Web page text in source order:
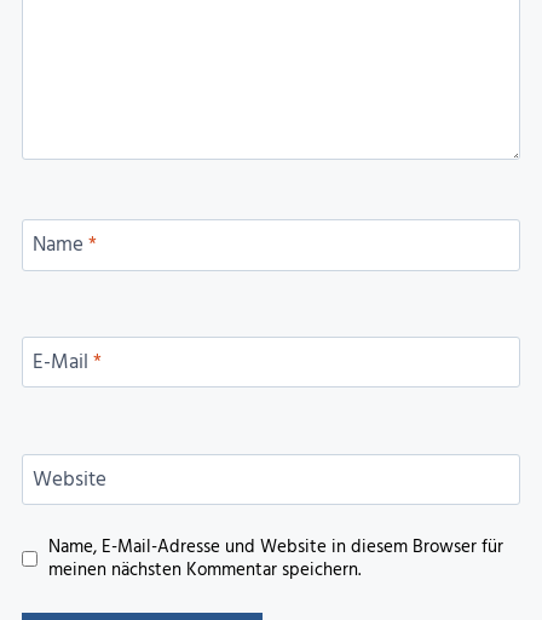
Name*
E-Mail*
Website
Name, E-Mail-Adresse und Website in diesem Browser für
meinen nächsten Kommentar speichern.